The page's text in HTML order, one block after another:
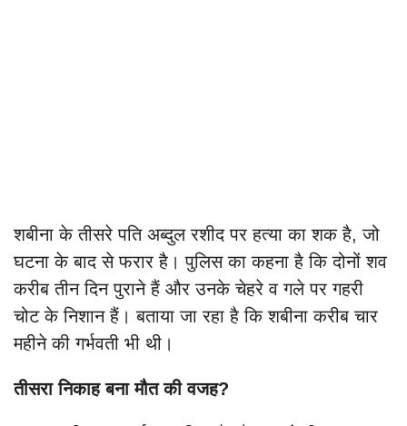
शबीना के तीसरे पति अब्दुल रशीद पर हत्या का शक है, जो
घटना के बाद से फरार है। पुलिस का कहना है कि दोनों शव
करीब तीन दिन पुराने हैं और उनके चेहरे व गले पर गहरी
चोट के निशान हैं। बताया जा रहा है कि शबीना करीब चार
महीने की गर्भवती भी थी।
तीसरा निकाह बना मौत की वजह?